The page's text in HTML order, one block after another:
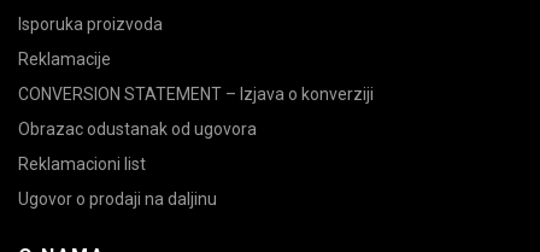
Isporuka proizvoda
Reklamacije
CONVERSION STATEMENT – Izjava o konverziji
Obrazac odustanak od ugovora
Reklamacioni list
Ugovor o prodaji na daljinu